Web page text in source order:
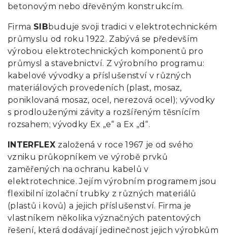
betonovým nebo dřevěným konstrukcím.
Firma SIBbuduje svoji tradici v elektrotechnickém
průmyslu od roku 1922. Zabývá se především
výrobou elektrotechnických komponentů pro
průmysl a stavebnictví. Z výrobního programu:
kabelové vývodky a příslušenství v různých
materiálových provedeních (plast, mosaz,
poniklovaná mosaz, ocel, nerezová ocel); vývodky
s prodlouženými závity a rozšířeným těsnícím
rozsahem; vývodky Ex „e“ a Ex „d“.
INTERFLEX založená v roce 1967 je od svého
vzniku průkopníkem ve výrobě prvků
zaměřených na ochranu kabelů v
elektrotechnice. Jejím výrobním programem jsou
flexibilní izolační trubky z různých materiálů
(plastů i kovů) a jejich příslušenství. Firma je
vlastníkem několika význačných patentových
řešení, která dodávají jedinečnost jejich výrobkům